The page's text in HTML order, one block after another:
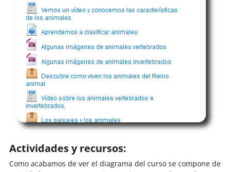
Actividades y recursos:
Como acabamos de ver el diagrama del curso se compone de